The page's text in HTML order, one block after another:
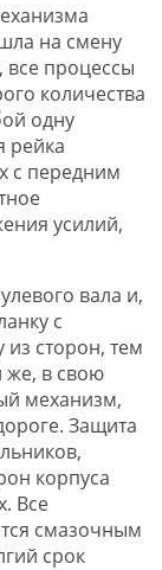
на смену
все процессы
количества
одну
рейка
с передним
усилий,
вала и,
с
сторон, тем
же, в свою
механизм,
Защита
корпуса
Все
смазочным
срок